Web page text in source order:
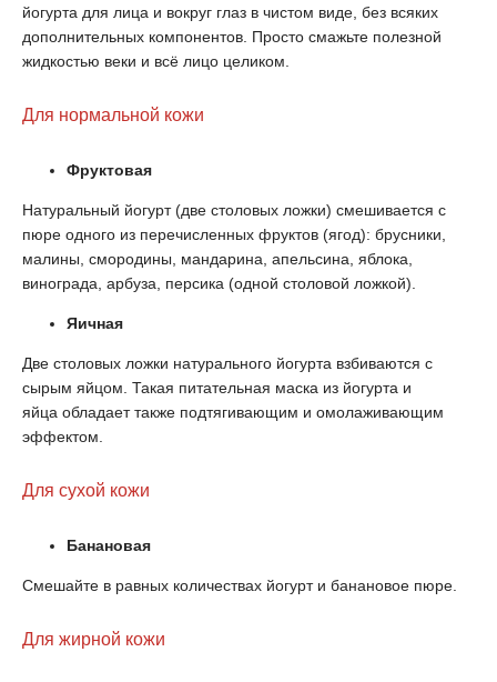
йогурта для лица и вокруг глаз в чистом виде, без всяких
дополнительных компонентов. Просто смажьте полезной
жидкостью веки и всё лицо целиком.
Для нормальной кожи
Фруктовая
Натуральный йогурт (две столовых ложки) смешивается с
пюре одного из перечисленных фруктов (ягод): брусники,
малины, смородины, мандарина, апельсина, яблока,
винограда, арбуза, персика (одной столовой ложкой).
Яичная
Две столовых ложки натурального йогурта взбиваются с
сырым яйцом. Такая питательная маска из йогурта и
яйца обладает также подтягивающим и омолаживающим
эффектом.
Для сухой кожи
Банановая
Смешайте в равных количествах йогурт и банановое пюре.
Для жирной кожи